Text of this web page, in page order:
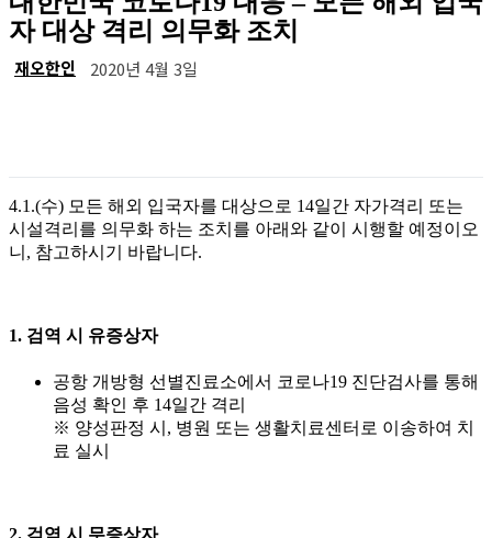
자 대상 격리 의무화 조치
재오한인 2020년 4월 3일
4.1.(수) 모든 해외 입국자를 대상으로 14일간 자가격리 또는
시설격리를 의무화 하는 조치를 아래와 같이 시행할 예정이오
니, 참고하시기 바랍니다.
1. 검역 시 유증상자
공항 개방형 선별진료소에서 코로나19 진단검사를 통해
음성 확인 후 14일간 격리
※ 양성판정 시, 병원 또는 생활치료센터로 이송하여 치
료 실시